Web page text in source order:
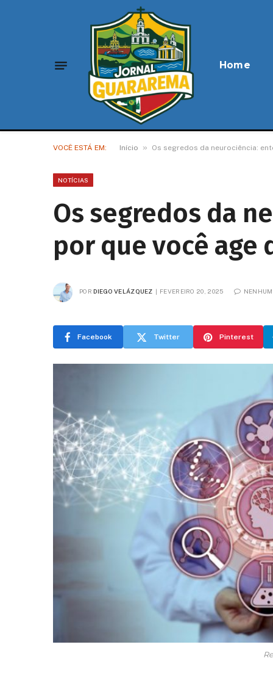
Home
VOCÊ ESTÁ EM: Início » Os segredos da neurociência:
NOTÍCIAS
Os segredos da
por que você age
POR DIEGO VELÁZQUEZ FEVEREIRO 20, 2025
Facebook Twitter Pinterest